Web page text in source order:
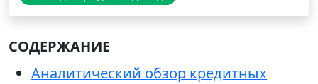
СОДЕРЖАНИЕ
Аналитический обзор кредитных